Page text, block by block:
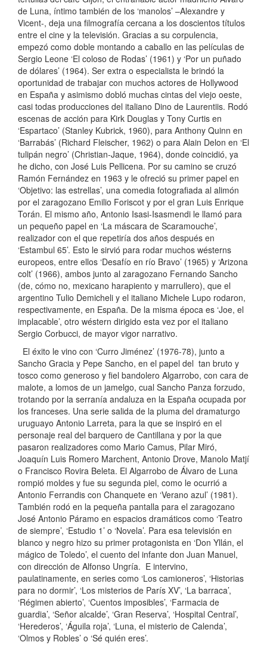
de Luna, íntimo también de los ‘manolos’ –Alexandre y
Vicent-, deja una filmografía cercana a los doscientos títulos
entre el cine y la televisión. Gracias a su corpulencia,
empezó como doble montando a caballo en las películas de
Sergio Leone ‘El coloso de Rodas’ (1961) y ‘Por un puñado
de dólares’ (1964). Ser extra o especialista le brindó la
oportunidad de trabajar con muchos actores de Hollywood
en España y asimismo dobló muchas cintas del viejo oeste,
casi todas producciones del italiano Dino de Laurentiis. Rodó
escenas de acción para Kirk Douglas y Tony Curtis en
‘Espartaco’ (Stanley Kubrick, 1960), para Anthony Quinn en
‘Barrabás’ (Richard Fleischer, 1962) o para Alain Delon en ‘El
tulipán negro’ (Christian-Jaque, 1964), donde coincidió, ya
he dicho, con José Luis Pellicena. Por su camino se cruzó
Ramón Fernández en 1963 y le ofreció su primer papel en
‘Objetivo: las estrellas’, una comedia fotografiada al alimón
por el zaragozano Emilio Foriscot y por el gran Luis Enrique
Torán. El mismo año, Antonio Isasi-Isasmendi le llamó para
un pequeño papel en ‘La máscara de Scaramouche’,
realizador con el que repetiría dos años después en
‘Estambul 65’. Esto le sirvió para rodar muchos wésterns
europeos, entre ellos ‘Desafío en río Bravo’ (1965) y ‘Arizona
colt’ (1966), ambos junto al zaragozano Fernando Sancho
(de, cómo no, mexicano harapiento y marrullero), que el
argentino Tulio Demicheli y el italiano Michele Lupo rodaron,
respectivamente, en España. De la misma época es ‘Joe, el
implacable’, otro wéstern dirigido esta vez por el italiano
Sergio Corbucci, de mayor vigor narrativo.
El éxito le vino con ‘Curro Jiménez’ (1976-78), junto a
Sancho Gracia y Pepe Sancho, en el papel del tan bruto y
tosco como generoso y fiel bandolero Algarrobo, con cara de
malote, a lomos de un jamelgo, cual Sancho Panza forzudo,
trotando por la serranía andaluza en la España ocupada por
los franceses. Una serie salida de la pluma del dramaturgo
uruguayo Antonio Larreta, para la que se inspiró en el
personaje real del barquero de Cantillana y por la que
pasaron realizadores como Mario Camus, Pilar Miró,
Joaquín Luis Romero Marchent, Antonio Drove, Manolo Matjí
o Francisco Rovira Beleta. El Algarrobo de Álvaro de Luna
rompió moldes y fue su segunda piel, como le ocurrió a
Antonio Ferrandis con Chanquete en ‘Verano azul’ (1981).
También rodó en la pequeña pantalla para el zaragozano
José Antonio Páramo en espacios dramáticos como ‘Teatro
de siempre’, ‘Estudio 1’ o ‘Novela’. Para esa televisión en
blanco y negro hizo su primer protagonista en ‘Don Yllán, el
mágico de Toledo’, el cuento del infante don Juan Manuel,
con dirección de Alfonso Ungría. E intervino,
paulatinamente, en series como ‘Los camioneros’, ‘Historias
para no dormir’, ‘Los misterios de París XV’, ‘La barraca’,
‘Régimen abierto’, ‘Cuentos imposibles’, ‘Farmacia de
guardia’, ‘Señor alcalde’, ‘Gran Reserva’, ‘Hospital Central’,
‘Herederos’, ‘Águila roja’, ‘Luna, el misterio de Calenda’,
‘Olmos y Robles’ o ‘Sé quién eres’.